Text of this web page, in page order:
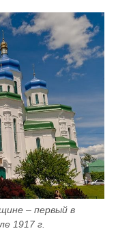
– первый в
1917 г.